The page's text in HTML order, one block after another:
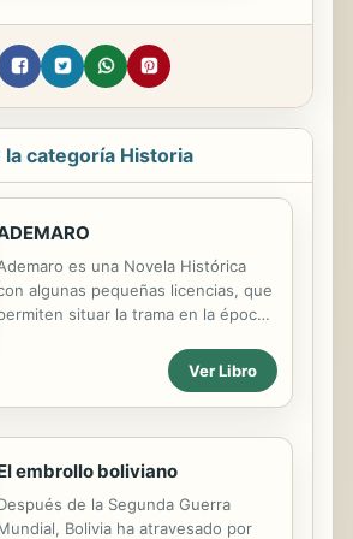
la categoría Historia
es una Novela Histórica
algunas pequeñas licencias, que
situar la trama en la época
alrededor de uno de sus principales
valedores, el Conde Raimundo IV de
y sus dos hijos. Uno, el
el que todo hombre
hijo desplazado y avaricioso, capaz
todo por alcanzar el poder de su
Mientras por un lado
Ver Libro
embrollo boliviano
de la Segunda Guerra
Bolivia ha atravesado por